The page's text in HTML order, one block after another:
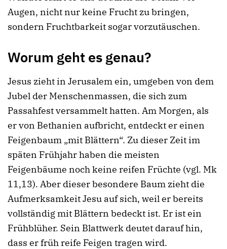
Augen, nicht nur keine Frucht zu bringen,
sondern Fruchtbarkeit sogar vorzutäuschen.
Worum geht es genau?
Jesus zieht in Jerusalem ein, umgeben von dem
Jubel der Menschenmassen, die sich zum
Passahfest versammelt hatten. Am Morgen, als
er von Bethanien aufbricht, entdeckt er einen
Feigenbaum „mit Blättern“. Zu dieser Zeit im
späten Frühjahr haben die meisten
Feigenbäume noch keine reifen Früchte (vgl. Mk
11,13). Aber dieser besondere Baum zieht die
Aufmerksamkeit Jesu auf sich, weil er bereits
vollständig mit Blättern bedeckt ist. Er ist ein
Frühblüher. Sein Blattwerk deutet darauf hin,
dass er früh reife Feigen tragen wird.